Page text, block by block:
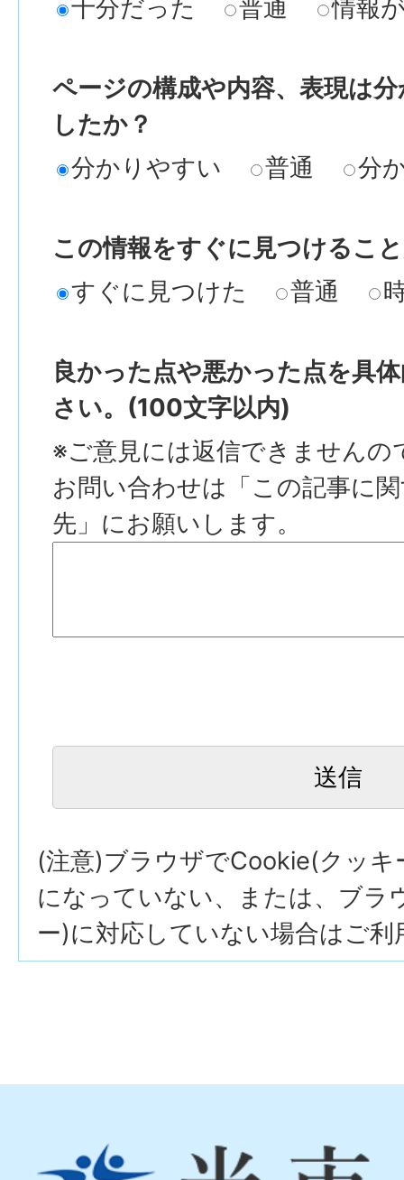
十分だった 普通 情報
ページの構成や内容、表現は
したか？
分かりやすい
普通 分
この情報をすぐに見つけるこ
すぐに見つけた
普通
良かった点や悪かった点を具
さい。(100文字以内)
※ご意見には返信できませんの
お問い合わせは「この記事に
先」にお願いします。
(注意)ブラウザでCookie(クッキ
になっていない、または、ブラ
ー)に対応していない場合はご利